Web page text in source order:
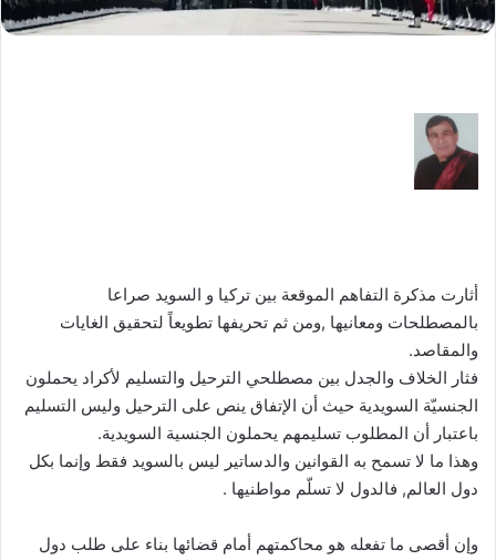
أثارت مذكرة التفاهم الموقعة بين تركيا و السويد صراعا
بالمصطلحات ومعانيها ,ومن ثم تحريفها تطويعاً لتحقيق الغايات
والمقاصد.
فثار الخلاف والجدل بين مصطلحي الترحيل والتسليم لأكراد يحملون
الجنسيّة السويدية حيث أن الإتفاق ينص على الترحيل وليس التسليم
باعتبار أن المطلوب تسليمهم يحملون الجنسية السويدية.
وهذا ما لا تسمح به القوانين والدساتير ليس بالسويد فقط وإنما بكل
دول العالم, فالدول لا تسلّم مواطنيها .
وإن أقصى ما تفعله هو محاكمتهم أمام قضائها بناء على طلب دول